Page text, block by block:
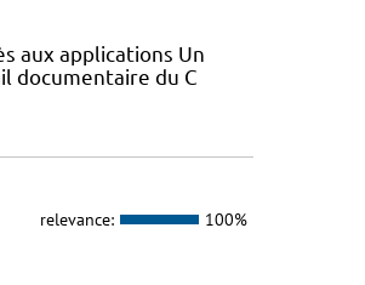
aux applications Un
documentaire du C
relevance: 100%